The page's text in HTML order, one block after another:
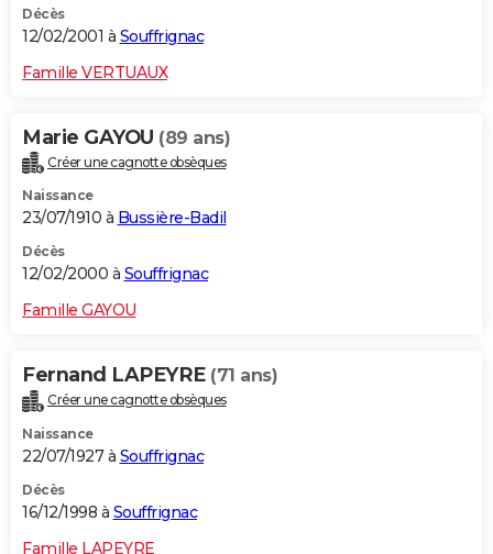
Décès
12/02/2001 à Souffrignac
Famille VERTUAUX
Marie GAYOU (89 ans)
Créer une cagnotte obsèques
Naissance
23/07/1910 à Bussière-Badil
Décès
12/02/2000 à Souffrignac
Famille GAYOU
Fernand LAPEYRE (71 ans)
Créer une cagnotte obsèques
Naissance
22/07/1927 à Souffrignac
Décès
16/12/1998 à Souffrignac
Famille LAPEYRE